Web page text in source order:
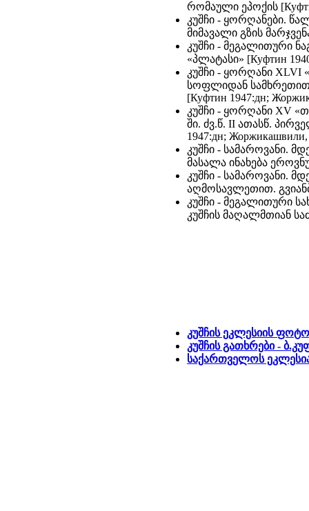
რომაული ეპოქის
კუშჩი - ყორღანები.
მიმავალი გზის
კუშჩი - მეგალითური
«პლატასი» [Куфтин
კუშჩი - ყორღანი XLVI
სოფლიდან სამხრეთით.
[Куфтин 1947:дн;
კუშჩი - ყორღანი XV
ში. ძვ.წ. II ათასწ.
1947:дн; Жоржикашвили,
კუშჩი - სამაროვანი.
მასალა ინახება
კუშჩი - სამაროვანი.
აღმოსავლეთით.
კუშჩი - მეგალითური
კუშჩის მაღალმთიან
კუშჩის ეკლესიის
კუშჩის გათხრები -
საქართველოს